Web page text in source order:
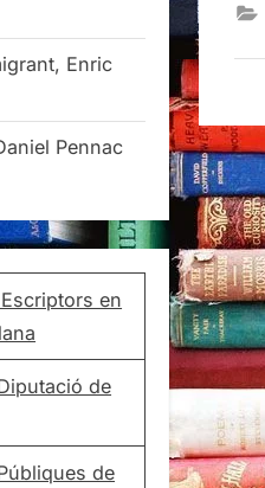
Enric
Pennac
en
de
de